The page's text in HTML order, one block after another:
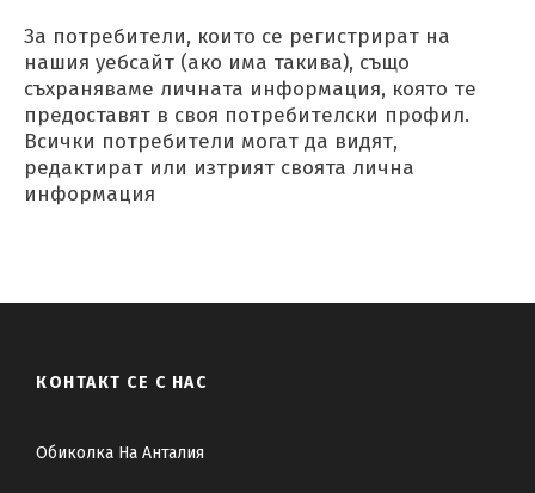
За потребители, които се регистрират на
нашия уебсайт (ако има такива), също
съхраняваме личната информация, която те
предоставят в своя потребителски профил.
Всички потребители могат да видят,
редактират или изтрият своята лична
информация
КОНТАКТ СЕ С НАС
Обиколка На Анталия